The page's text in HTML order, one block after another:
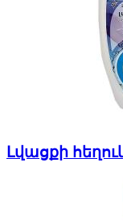
Լվացքի